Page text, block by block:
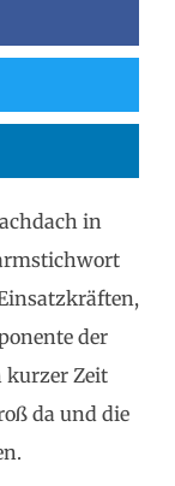
in
der
kurzer Zeit
da und die